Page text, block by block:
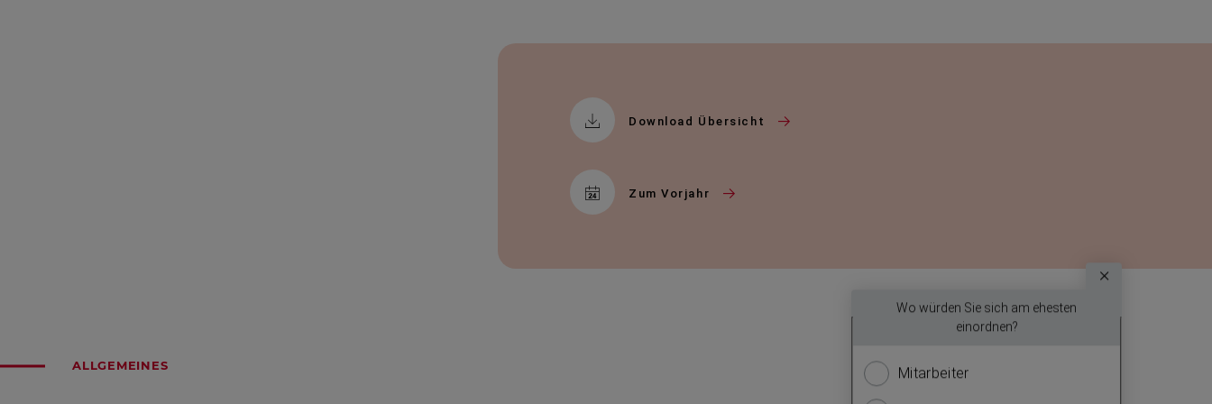
Umfrage
Wir
mehr
über
Wo würden Sie sich am ehesten
einordnen?
Mitarbeiter
Download Übersicht
Zum Vorjahr
ALLGEMEINES